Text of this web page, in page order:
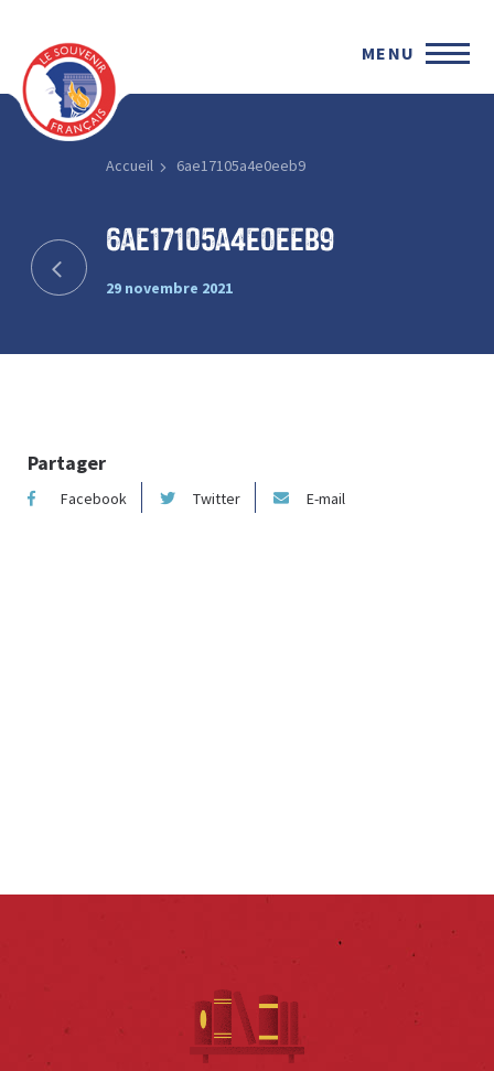
MENU
Accueil 6ae17105a4e0eeb9
6ae17105a4e0eeb9
29 novembre 2021
Partager
Facebook Twitter E-mail